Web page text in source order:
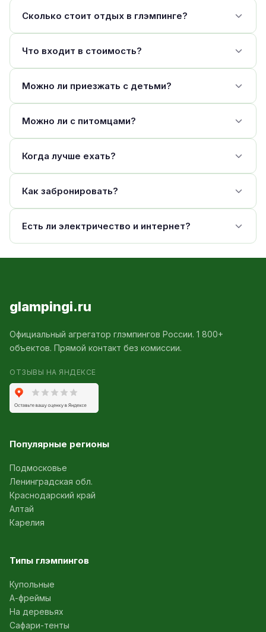
Сколько стоит отдых в глэмпинге?
Что входит в стоимость?
Можно ли приезжать с детьми?
Можно ли с питомцами?
Когда лучше ехать?
Как забронировать?
Есть ли электричество и интернет?
glampingi.ru
Официальный агрегатор глэмпингов России. 1 800+
объектов. Прямой контакт без комиссии.
ОТЗЫВЫ НА ЯНДЕКСЕ
Популярные регионы
Подмосковье
Ленинградская обл.
Краснодарский край
Алтай
Карелия
Типы глэмпингов
Купольные
А-фреймы
На деревьях
Сафари-тенты